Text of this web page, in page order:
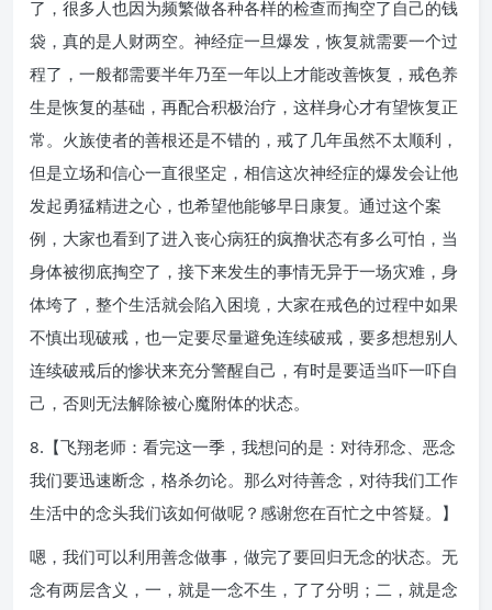
了，很多人也因为频繁做各种各样的检查而掏空了自己的钱
袋，真的是人财两空。神经症一旦爆发，恢复就需要一个过
程了，一般都需要半年乃至一年以上才能改善恢复，戒色养
生是恢复的基础，再配合积极治疗，这样身心才有望恢复正
常。火族使者的善根还是不错的，戒了几年虽然不太顺利，
但是立场和信心一直很坚定，相信这次神经症的爆发会让他
发起勇猛精进之心，也希望他能够早日康复。通过这个案
例，大家也看到了进入丧心病狂的疯撸状态有多么可怕，当
身体被彻底掏空了，接下来发生的事情无异于一场灾难，身
体垮了，整个生活就会陷入困境，大家在戒色的过程中如果
不慎出现破戒，也一定要尽量避免连续破戒，要多想想别人
连续破戒后的惨状来充分警醒自己，有时是要适当吓一吓自
己，否则无法解除被心魔附体的状态。
8.【飞翔老师：看完这一季，我想问的是：对待邪念、恶念
我们要迅速断念，格杀勿论。那么对待善念，对待我们工作
生活中的念头我们该如何做呢？感谢您在百忙之中答疑。】
嗯，我们可以利用善念做事，做完了要回归无念的状态。无
念有两层含义，一，就是一念不生，了了分明；二，就是念